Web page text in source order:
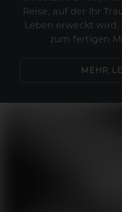
Reise, auf der Ihr
Leben erweckt
zum fertigen
MEHR